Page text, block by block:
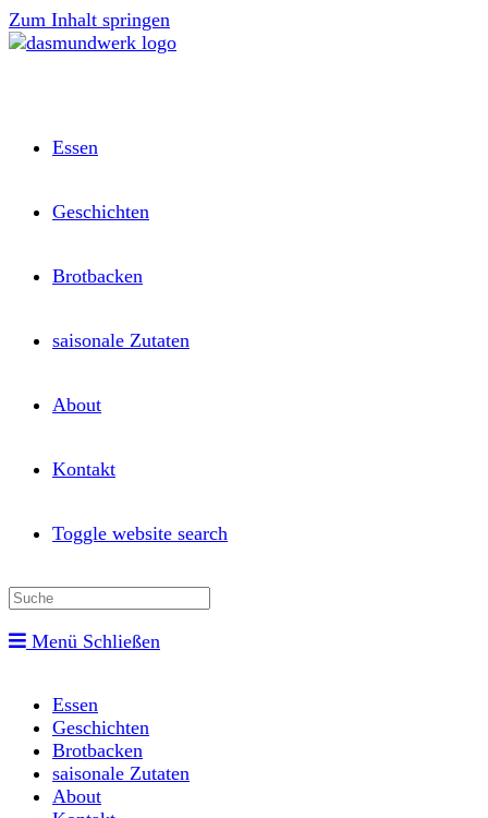
Zum Inhalt springen
Essen
Geschichten
Brotbacken
saisonale Zutaten
About
Kontakt
Toggle website search
Menü Schließen
Essen
Geschichten
Brotbacken
saisonale Zutaten
About